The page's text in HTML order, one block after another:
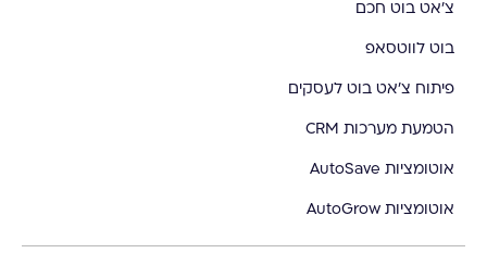
צ'אט בוט חכם
בוט לווטסאפ
פיתוח צ'אט בוט לעסקים
הטמעת מערכות CRM
אוטומציות AutoSave
אוטומציות AutoGrow